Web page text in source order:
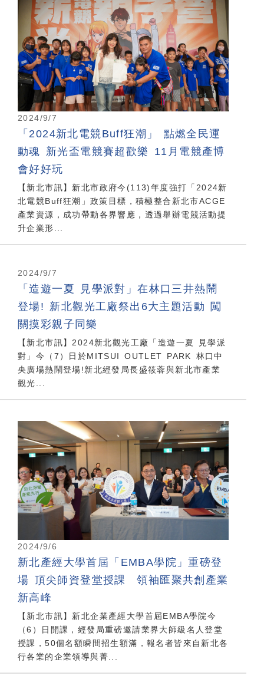
2024/9/7
「2024新北電競Buff狂潮」 點燃全民運
動魂 新光盃電競賽超歡樂 11月電競產博
會好好玩
【新北市訊】新北市政府今(113)年度強打「2024新
北電競Buff狂潮」政策目標，積極整合新北市ACGE
產業資源，成功帶動各界響應，透過舉辦電競活動提
升企業形...
2024/9/7
「造遊一夏 見學派對」在林口三井熱鬧
登場! 新北觀光工廠祭出6大主題活動 闖
關摸彩親子同樂
【新北市訊】2024新北觀光工廠「造遊一夏 見學派
對」今（7）日於MITSUI OUTLET PARK 林口中
央廣場熱鬧登場!新北經發局長盛筱蓉與新北市產業
觀光...
2024/9/6
新北產經大學首屆「EMBA學院」重磅登
場 頂尖師資登堂授課 領袖匯聚共創產業
新高峰
【新北市訊】新北企業產經大學首屆EMBA學院今
（6）日開課，經發局重磅邀請業界大師級名人登堂
授課，50個名額瞬間招生額滿，報名者皆來自新北各
行各業的企業領導與菁...